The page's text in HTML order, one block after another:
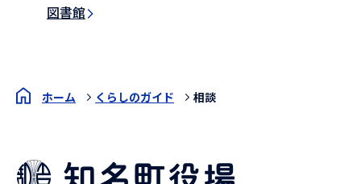
図書館
ホーム くらしのガイド 相談